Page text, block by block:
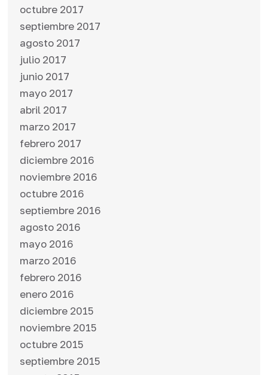
octubre 2017
septiembre 2017
agosto 2017
julio 2017
junio 2017
mayo 2017
abril 2017
marzo 2017
febrero 2017
diciembre 2016
noviembre 2016
octubre 2016
septiembre 2016
agosto 2016
mayo 2016
marzo 2016
febrero 2016
enero 2016
diciembre 2015
noviembre 2015
octubre 2015
septiembre 2015